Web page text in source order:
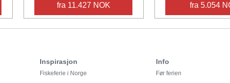
fra 11.427 NOK fra 5.054
Inspirasjon
Fiskeferie i Norge
Info
Før ferien